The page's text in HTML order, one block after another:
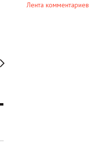
Лента комментариев